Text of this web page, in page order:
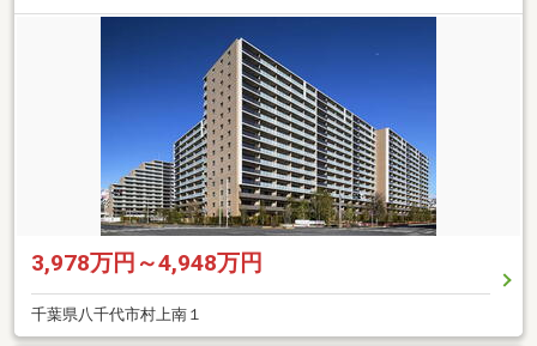
3,978万円～4,948万円
千葉県八千代市村上南１